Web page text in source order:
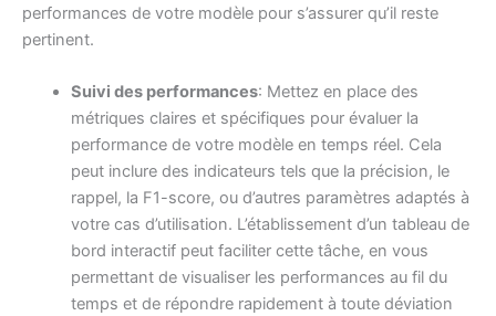
performances de votre modèle pour s’assurer qu’il reste
pertinent.
Suivi des performances: Mettez en place des
métriques claires et spécifiques pour évaluer la
performance de votre modèle en temps réel. Cela
peut inclure des indicateurs tels que la précision, le
rappel, la F1-score, ou d’autres paramètres adaptés à
votre cas d’utilisation. L’établissement d’un tableau de
bord interactif peut faciliter cette tâche, en vous
permettant de visualiser les performances au fil du
temps et de répondre rapidement à toute déviation